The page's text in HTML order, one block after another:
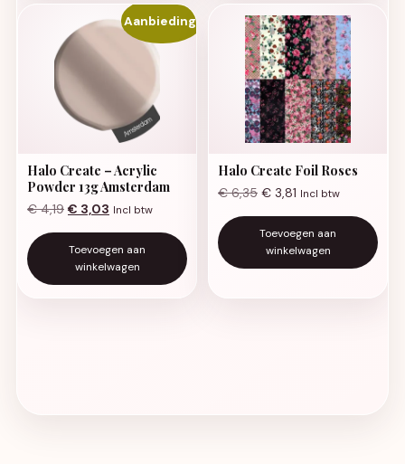
Aanbieding!
Halo Create – Acrylic
Powder 13g Amsterdam
€4,19 Oorspronkelijke prijs was: € 4,19.
€ 3,03 Huidige prijs is: € 3,03.
Incl btw
Toevoegen aan
winkelwagen
Halo Create Foil Roses
€6,35 € 3,81 Incl btw
Toevoegen aan
winkelwagen